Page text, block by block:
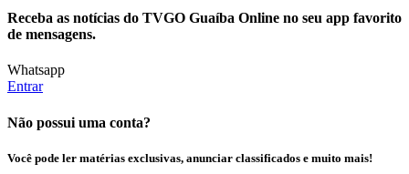
Receba as notícias do TVGO Guaíba Online no seu app favorito
de mensagens.
Whatsapp
Entrar
Não possui uma conta?
Você pode ler matérias exclusivas, anunciar classificados e muito mais!